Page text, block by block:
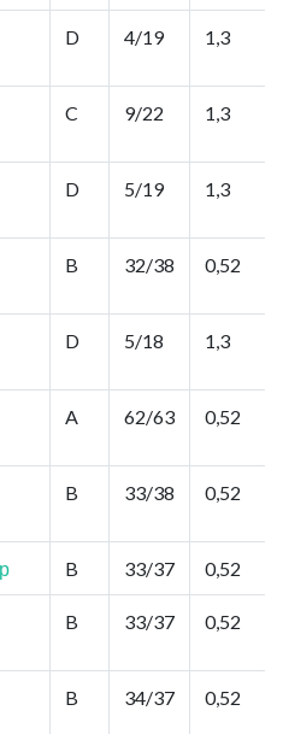
D 4/19 1,3
C 9/22 1,3
D 5/19 1,3
B 32/38 0,52
D 5/18 1,3
A 62/63 0,52
B 33/38 0,52
B 33/37 0,52
B 33/37 0,52
B 34/37 0,52